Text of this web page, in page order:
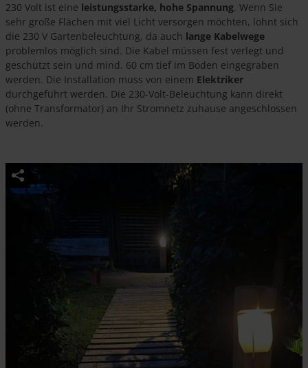
230 Volt ist eine leistungsstarke, hohe Spannung. Wenn Sie
sehr große Flächen mit viel Licht versorgen möchten, lohnt sich
die 230 V Gartenbeleuchtung, da auch lange Kabelwege
problemlos möglich sind. Die Kabel müssen fest verlegt und
geschützt sein und mind. 60 cm tief im Boden eingegraben
werden. Die Installation muss von einem Elektriker
durchgeführt werden. Die 230-Volt-Beleuchtung kann direkt
(ohne Transformator) an Ihr Stromnetz zuhause angeschlossen
werden.